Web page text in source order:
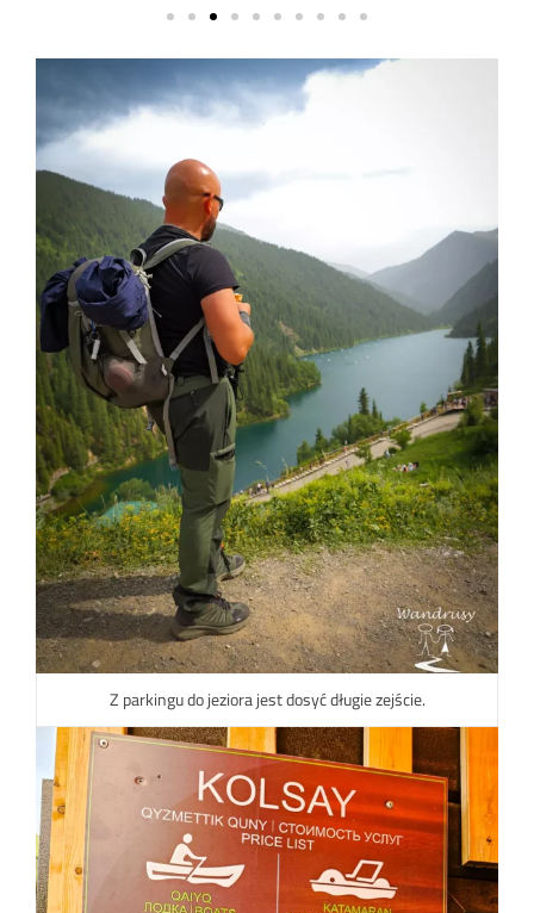
Z parkingu do jeziora jest dosyć długie zejście.